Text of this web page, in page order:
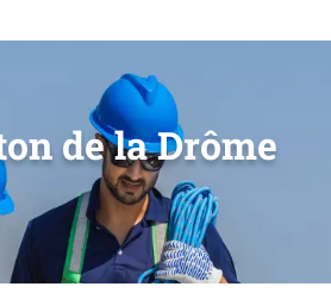
de la Drôme